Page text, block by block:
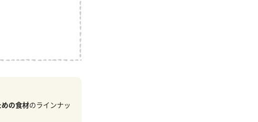
の食材のラインナッ